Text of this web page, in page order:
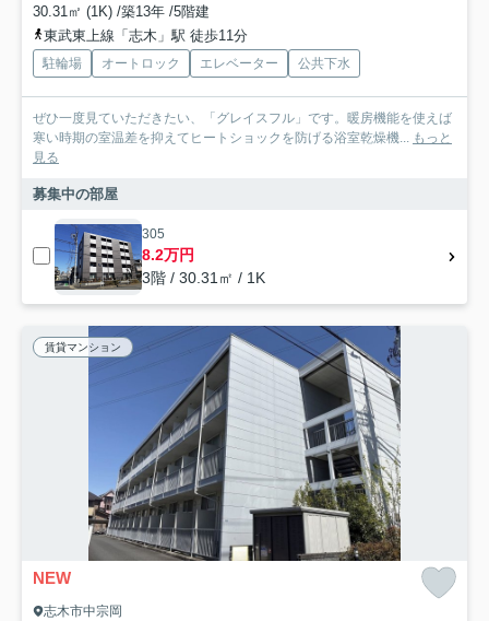
30.31㎡ (1K) /築13年 /5階建
東武東上線「志木」駅 徒歩11分
駐輪場 オートロック エレベーター 公共下水
ぜひ一度見ていただきたい、「グレイスフル」です。暖房機能を使えば
寒い時期の室温差を抑えてヒートショックを防げる浴室乾燥機...
もっと
見る
募集中の部屋
305
8.2万円
3階 / 30.31㎡ / 1K
賃貸マンション
NEW
志木市中宗岡